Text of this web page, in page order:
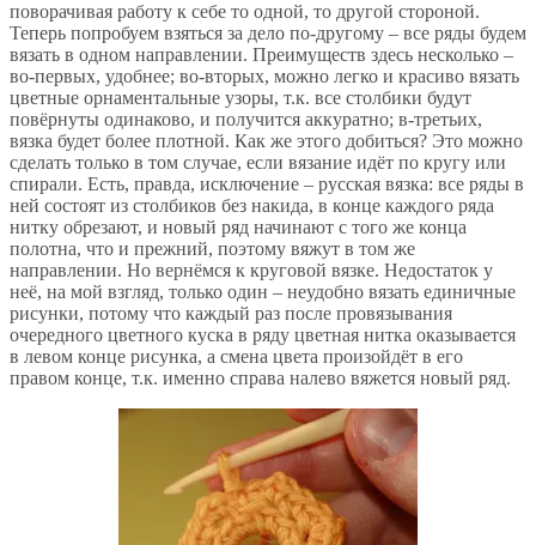
поворачивая работу к себе то одной, то другой стороной.
Теперь попробуем взяться за дело по-другому – все ряды будем
вязать в одном направлении. Преимуществ здесь несколько –
во-первых, удобнее; во-вторых, можно легко и красиво вязать
цветные орнаментальные узоры, т.к. все столбики будут
повёрнуты одинаково, и получится аккуратно; в-третьих,
вязка будет более плотной. Как же этого добиться? Это можно
сделать только в том случае, если вязание идёт по кругу или
спирали. Есть, правда, исключение – русская вязка: все ряды в
ней состоят из столбиков без накида, в конце каждого ряда
нитку обрезают, и новый ряд начинают с того же конца
полотна, что и прежний, поэтому вяжут в том же
направлении. Но вернёмся к круговой вязке. Недостаток у
неё, на мой взгляд, только один – неудобно вязать единичные
рисунки, потому что каждый раз после провязывания
очередного цветного куска в ряду цветная нитка оказывается
в левом конце рисунка, а смена цвета произойдёт в его
правом конце, т.к. именно справа налево вяжется новый ряд.